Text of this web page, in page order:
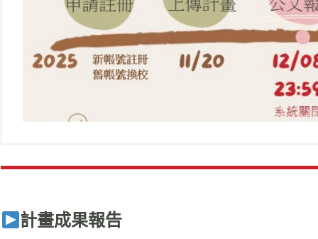
計畫成果報告